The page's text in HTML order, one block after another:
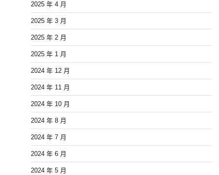
2025 年 4 月
2025 年 3 月
2025 年 2 月
2025 年 1 月
2024 年 12 月
2024 年 11 月
2024 年 10 月
2024 年 8 月
2024 年 7 月
2024 年 6 月
2024 年 5 月